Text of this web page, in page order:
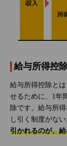
給与所得控
給与所得控除と
せるために、1年
除です。給与所
し引く制度がない
引かれるのが、